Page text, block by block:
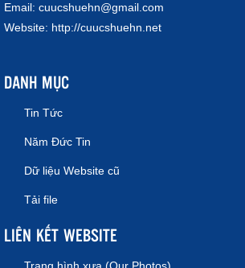
Email: cuucshuehn@gmail.com
Website: http://cuucshuehn.net
DANH MỤC
Tin Tức
Năm Đức Tin
Dữ liệu Website cũ
Tải file
LIÊN KẾT WEBSITE